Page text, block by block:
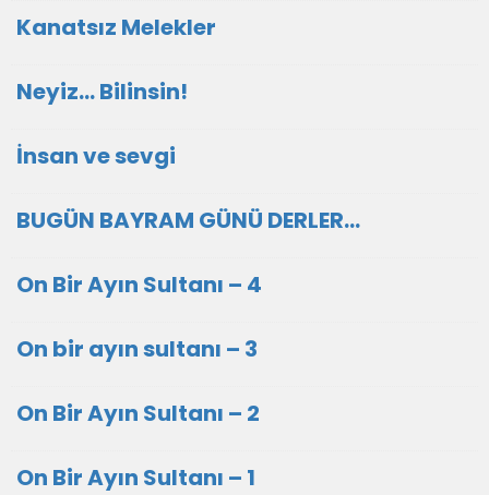
Kanatsız Melekler
Neyiz… Bilinsin!
İnsan ve sevgi
BUGÜN BAYRAM GÜNÜ DERLER...
On Bir Ayın Sultanı – 4
On bir ayın sultanı – 3
On Bir Ayın Sultanı – 2
On Bir Ayın Sultanı – 1